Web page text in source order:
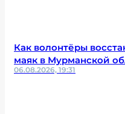
Как волонтёры
маяк в Мурманской
06.08.2026, 19:31